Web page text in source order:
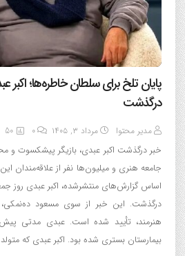
درگذشت
مدیر محتوا مرداد ۳, ۱۴۰۵ 0
50
خبر درگذشت اکبر عبدی، بازیگر پیشکسوت و
جامعه هنری و میلیون‌ها نفر از علاقه‌مندان
درگذشت. این خبر از سوی مسعود ده‌نمکی،
هنرمند، تأیید شده است. عبدی مدتی
بیمارستان بستری شده بود. اکبر عبدی که متولد ۴ شهریور ۱۳۳۹ […]